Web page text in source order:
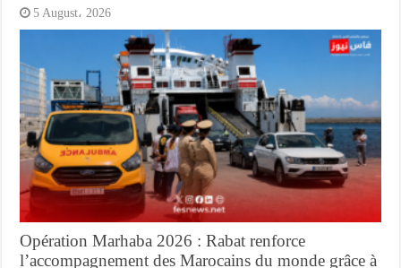
5 August، 2026
Opération Marhaba 2026 : Rabat renforce
l’accompagnement des Marocains du monde grâce à